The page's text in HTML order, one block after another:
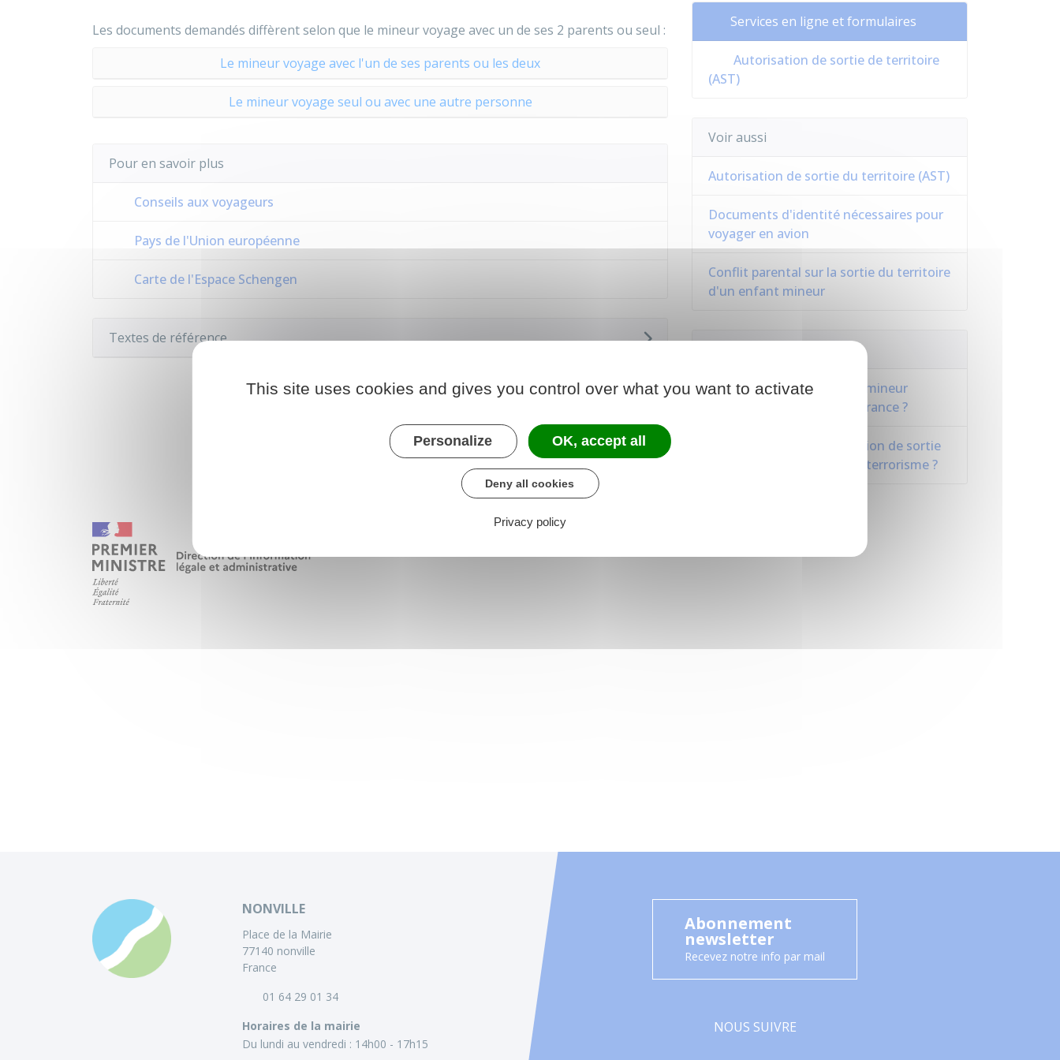
Les documents demandés diffèrent selon que le mineur voyage avec un de ses 2 parents ou seul :
Le mineur voyage avec l'un de ses parents ou les deux
Le mineur voyage seul ou avec une autre personne
Pour en savoir plus
Conseils aux voyageurs
Pays de l'Union européenne
Carte de l'Espace Schengen
Textes de référence
Services en ligne et formulaires
Autorisation de sortie de territoire
(AST)
Voir aussi
Autorisation de sortie du territoire (AST)
Documents d'identité nécessaires pour
voyager en avion
Conflit parental sur la sortie du territoire
d'un enfant mineur
Avec quels documents un mineur
étranger peut-il sortir de France ?
Qu'est-ce qu'une interdiction de sortie
du territoire français pour terrorisme ?
NONVILLE
Place de la Mairie
77140 nonville
France
01 64 29 01 34
Horaires de la mairie
Du lundi au vendredi : 14h00 - 17h15
Abonnement
newsletter
Recevez notre info par mail
NOUS SUIVRE
This site uses cookies and gives you control over what you want to activate
Personalize OK, accept all
Deny all cookies
Privacy policy